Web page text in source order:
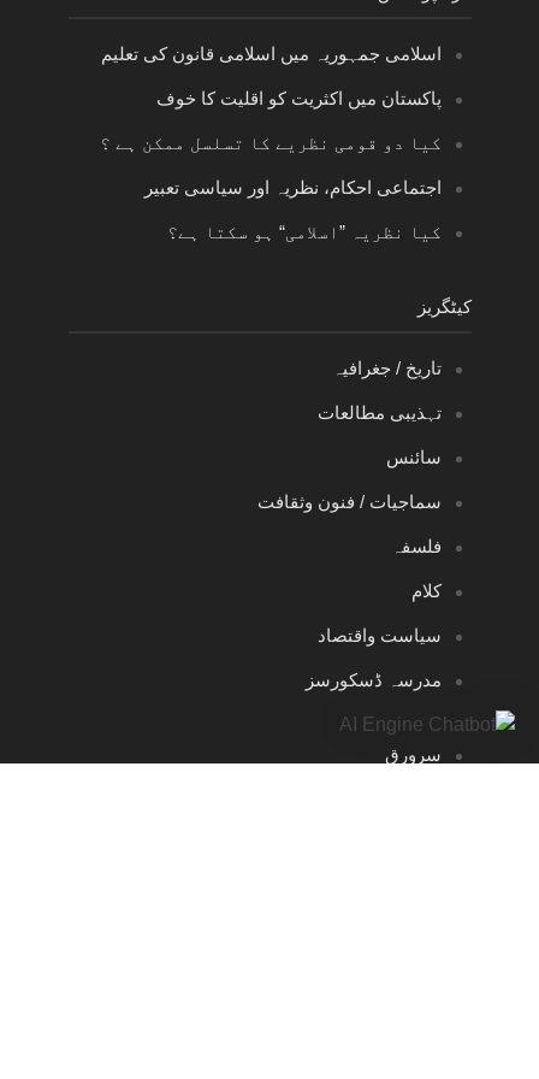
اسلامی جمہوریہ میں اسلامی قانون کی تعلیم
پاکستان میں اکثریت کو اقلیت کا خوف
کیا دو قومی نظریے کا تسلسل ممکن ہے ؟
اجتماعی احکام، نظریہ اور سیاسی تعبیر
کیا نظریہ ”اسلامی“ ہو سکتا ہے؟
کیٹگریز
تاریخ / جغرافیہ
تہذیبی مطالعات
سائنس
سماجیات / فنون وثقافت
فلسفہ
کلام
سیاست واقتصاد
مدرسہ ڈسکورسز
سرورق